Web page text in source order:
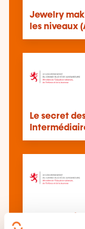
Jewelry
les niveaux
Le secret